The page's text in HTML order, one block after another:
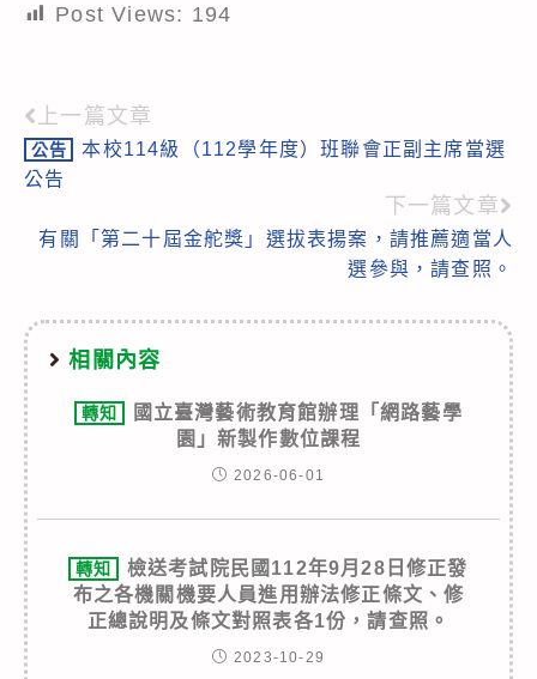
Post Views: 194
Read
more
上一篇文章
公告
本校114級（112學年度）班聯會正副主席當選
公告
下一篇文章
有關「第二十屆金舵獎」選拔表揚案，請推薦適當人
選參與，請查照。
相關內容
轉知
國立臺灣藝術教育館辦理「網路藝學
園」新製作數位課程
2026-06-01
轉知
檢送考試院民國112年9月28日修正發
布之各機關機要人員進用辦法修正條文、修
正總說明及條文對照表各1份，請查照。
2023-10-29